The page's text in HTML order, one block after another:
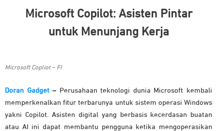
Microsoft Copilot: Asisten Pintar
untuk Menunjang Kerja
Microsoft Copliot – FI
Doran Gadget– Perusahaan teknologi dunia Microsoft kembali
memperkenalkan fitur terbarunya untuk sistem operasi Windows
yakni Copilot. Asisten digital yang berbasis kecerdasan buatan
atau AI ini dapat membantu pengguna ketika mengoperasikan